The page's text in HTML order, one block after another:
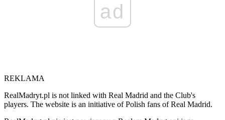
ad
REKLAMA
RealMadryt.pl is not linked with Real Madrid and the Club's
players. The website is an initiative of Polish fans of Real Madrid.